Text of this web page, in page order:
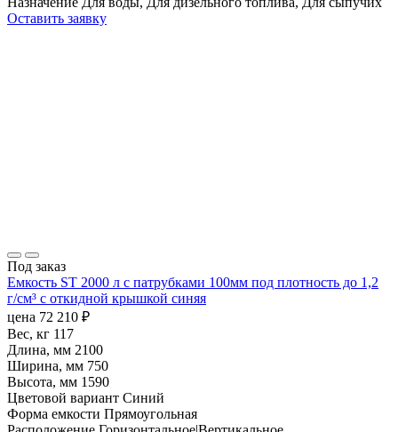
Оставить заявку
Под заказ
Емкость ST 2000 л с патрубками 100мм под плотность до 1,2
г/см³ с откидной крышкой синяя
цена 72 210 ₽
Вес, кг 117
Длина, мм 2100
Ширина, мм 750
Высота, мм 1590
Цветовой вариант Синий
Форма емкости Прямоугольная